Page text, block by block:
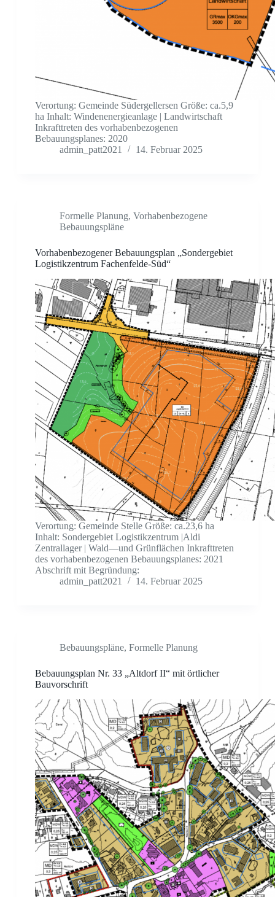
Verortung: Gemeinde Südergellersen Größe: ca.5,9
ha Inhalt: Windenenergieanlage | Landwirtschaft
Inkrafttreten des vorhabenbezogenen
Bebauungsplanes: 2020
admin_patt2021
14. Februar 2025
Formelle Planung, Vorhabenbezogene
Bebauungspläne
Vorhabenbezogener Bebauungsplan „Sondergebiet
Logistikzentrum Fachenfelde-Süd“
Verortung: Gemeinde Stelle Größe: ca.23,6 ha
Inhalt: Sondergebiet Logistikzentrum |Aldi
Zentrallager | Wald—und Grünflächen Inkrafttreten
des vorhabenbezogenen Bebauungsplanes: 2021
Abschrift mit Begründung:
admin_patt2021
14. Februar 2025
Bebauungspläne, Formelle Planung
Bebauungsplan Nr. 33 „Altdorf II“ mit örtlicher
Bauvorschrift